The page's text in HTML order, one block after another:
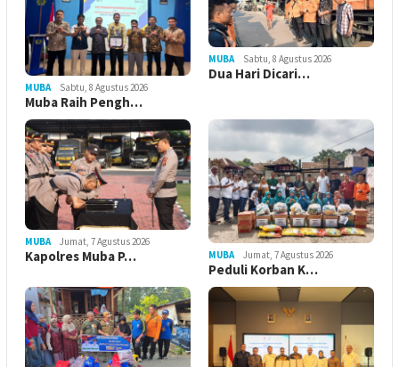
MUBA Sabtu, 8 Agustus 2026
Muba Raih Pengh…
MUBA Sabtu, 8 Agustus 2026
Dua Hari Dicari…
MUBA Jumat, 7 Agustus 2026
Kapolres Muba P… MUBA Jumat, 7 Agustus 2026
Peduli Korban K…